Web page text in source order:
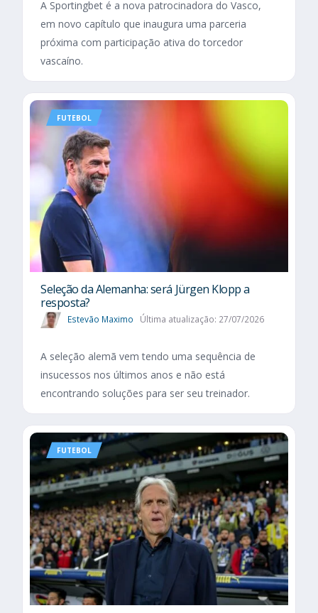
A Sportingbet é a nova patrocinadora do Vasco,
em novo capítulo que inaugura uma parceria
próxima com participação ativa do torcedor
vascaíno.
FUTEBOL
Seleção da Alemanha: será Jürgen Klopp a
resposta?
Estevão Maximo Última atualização: 27/07/2026
A seleção alemã vem tendo uma sequência de
insucessos nos últimos anos e não está
encontrando soluções para ser seu treinador.
FUTEBOL